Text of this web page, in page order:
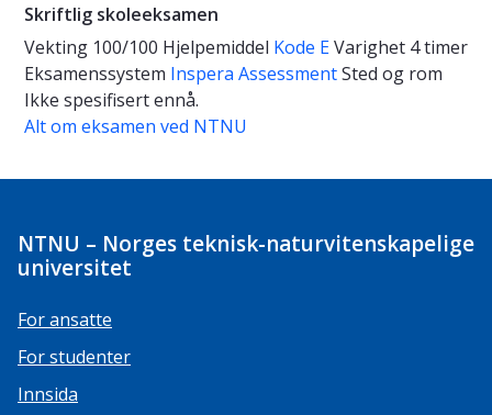
Skriftlig skoleeksamen
Vekting 100/100 Hjelpemiddel Kode EVarighet 4 timer
Eksamenssystem Inspera AssessmentSted og rom
Ikke spesifisert ennå.
Alt om eksamen ved NTNU
NTNU – Norges teknisk-naturvitenskapelige
universitet
For ansatte
For studenter
Innsida